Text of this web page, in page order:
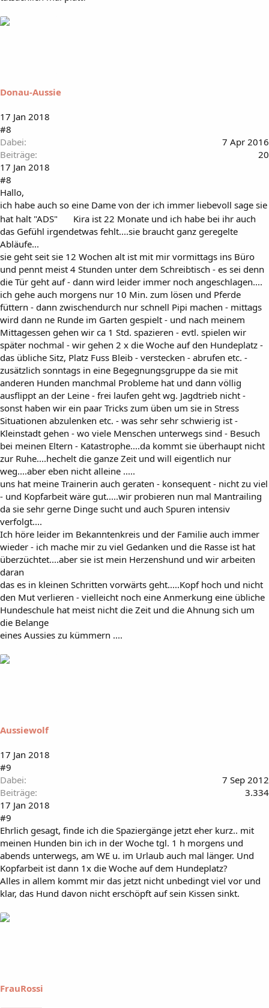
Donau-Aussie
17 Jan 2018
#8
Dabei
7 Apr 2016
Beiträge
20
17 Jan 2018
#8
Hallo,
ich habe auch so eine Dame von der ich immer liebevoll sage sie
hat halt "ADS"
Kira ist 22 Monate und ich habe bei ihr auch
das Gefühl irgendetwas fehlt....sie braucht ganz geregelte
Abläufe...
sie geht seit sie 12 Wochen alt ist mit mir vormittags ins Büro
und pennt meist 4 Stunden unter dem Schreibtisch - es sei denn
die Tür geht auf - dann wird leider immer noch angeschlagen....
ich gehe auch morgens nur 10 Min. zum lösen und Pferde
füttern - dann zwischendurch nur schnell Pipi machen - mittags
wird dann ne Runde im Garten gespielt - und nach meinem
Mittagessen gehen wir ca 1 Std. spazieren - evtl. spielen wir
später nochmal - wir gehen 2 x die Woche auf den Hundeplatz -
das übliche Sitz, Platz Fuss Bleib - verstecken - abrufen etc. -
zusätzlich sonntags in eine Begegnungsgruppe da sie mit
anderen Hunden manchmal Probleme hat und dann völlig
ausflippt an der Leine - frei laufen geht wg. Jagdtrieb nicht -
sonst haben wir ein paar Tricks zum üben um sie in Stress
Situationen abzulenken etc. - was sehr sehr schwierig ist -
Kleinstadt gehen - wo viele Menschen unterwegs sind - Besuch
bei meinen Eltern - Katastrophe....da kommt sie überhaupt nicht
zur Ruhe....hechelt die ganze Zeit und will eigentlich nur
weg....aber eben nicht alleine .....
uns hat meine Trainerin auch geraten - konsequent - nicht zu viel
- und Kopfarbeit wäre gut.....wir probieren nun mal Mantrailing
da sie sehr gerne Dinge sucht und auch Spuren intensiv
verfolgt....
Ich höre leider im Bekanntenkreis und der Familie auch immer
wieder - ich mache mir zu viel Gedanken und die Rasse ist hat
überzüchtet....aber sie ist mein Herzenshund und wir arbeiten
daran
das es in kleinen Schritten vorwärts geht.....Kopf hoch und nicht
den Mut verlieren - vielleicht noch eine Anmerkung eine übliche
Hundeschule hat meist nicht die Zeit und die Ahnung sich um
die Belange
eines Aussies zu kümmern ....
Aussiewolf
17 Jan 2018
#9
Dabei
7 Sep 2012
Beiträge
3.334
17 Jan 2018
#9
Ehrlich gesagt, finde ich die Spaziergänge jetzt eher kurz.. mit
meinen Hunden bin ich in der Woche tgl. 1 h morgens und
abends unterwegs, am WE u. im Urlaub auch mal länger. Und
Kopfarbeit ist dann 1x die Woche auf dem Hundeplatz?
Alles in allem kommt mir das jetzt nicht unbedingt viel vor und
klar, das Hund davon nicht erschöpft auf sein Kissen sinkt.
FrauRossi